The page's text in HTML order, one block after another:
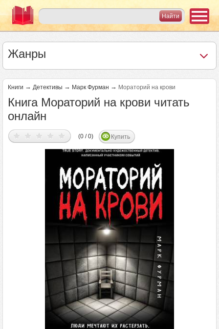
Жанры
Книги → Детективы → Марк Фурман → Мораторий на крови
Книга Мораторий на крови читать
онлайн
(0 / 0) Купить